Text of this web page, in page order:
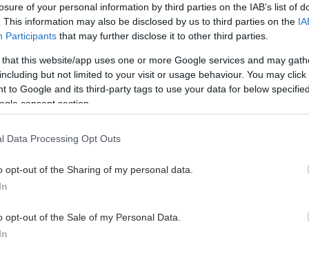
of your personal information by third parties on the IAB’s list of
This information may also be disclosed by us to third parties on the
Participants that may further disclose it to other third parties.
that this website/app uses one or more Google services and may
but not limited to your visit or usage behaviour. You may
to Google and its third-party tags to use your data for below
consent section.
Data Processing Opt Outs
opt-out of the Sharing of my personal data.
opt-out of the Sale of my Personal Data.
αύξηση της πιθανότητας ταυτόχρονης
των ηπατικών ενζύμων ALT και γGT,
από τα αρχικά χαρακτηριστικά των ασθενών.
της ηπατικής ακαμψίας, που σχετίζεται με
καλύτερου μεταβολικού ελέγχου.
τη χορήγηση του Hepatrat® δεν οφείλονται
βάρους, υποδεικνύοντας ότι τα οφέλη προκύπτουν
σωματικό βάρος ή στη διατροφή.